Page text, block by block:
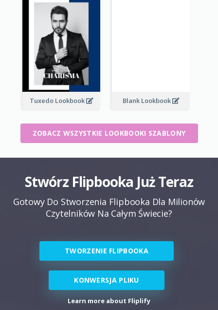
Tuxedo Lookbook Blank Lookbook
ZOBACZ WSZYSTKIE LOOKBOOKI SZABLONY
Stwórz Flipbooka Już Teraz
Gotowy Do Stworzenia Flipbooka Dla Milionów
Czytelników Na Całym Świecie?
TWORZENIE FLIPBOOKA
KONWERSJA PLIKU
Learn more about Fliplify